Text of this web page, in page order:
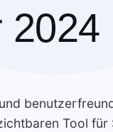
2024
Tool für